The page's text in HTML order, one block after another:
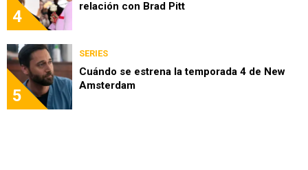
4
relación con Brad Pitt
5
SERIES
Cuándo se estrena la temporada 4 de New
Amsterdam